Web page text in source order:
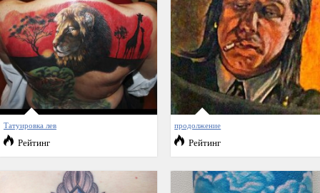
Татуировка лев
Рейтинг
продолжение
Рейтинг